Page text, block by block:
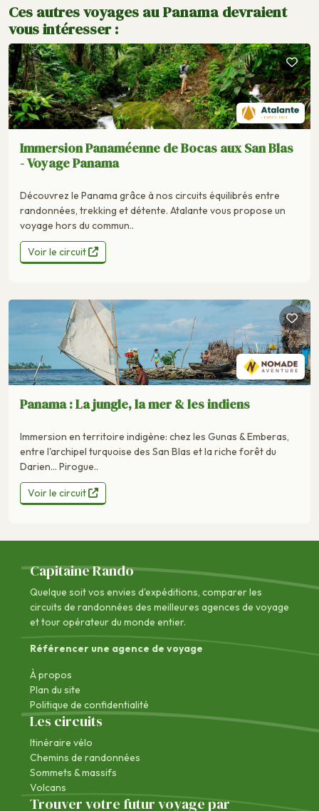
Ces autres voyages au Panama devraient
vous intéresser :
Immersion Panaméenne de Bocas aux San Blas
- Voyage Panama
Découvrez le Panama grâce à nos circuits équilibrés entre
randonnées, trekking et détente. Atalante vous propose un
voyage hors du commun..
Voir le circuit
Panama : La jungle, la mer & les indiens
Immersion en territoire indigène: chez les Gunas & Emberas,
entre l'archipel turquoise des San Blas et la riche forêt du
Darien... Pirogue..
Voir le circuit
Capitaine Rando
Quelque soit vos envies d'expéditions, comparer les
circuits de randonnées des meilleures agences de voyage
et tour opérateur du monde entier.
Référencer une agence de voyage
À propos
Plan du site
Politique de confidentialité
Les circuits
Itinéraire vélo
Chemins de randonnées
Sommets & massifs
Volcans
Trouver votre futur voyage par